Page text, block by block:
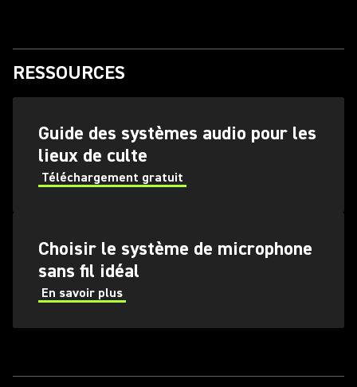
RESSOURCES
Guide des systèmes audio pour les
lieux de culte
Téléchargement gratuit
(Opens in a new tab)
Choisir le système de microphone
sans fil idéal
En savoir plus